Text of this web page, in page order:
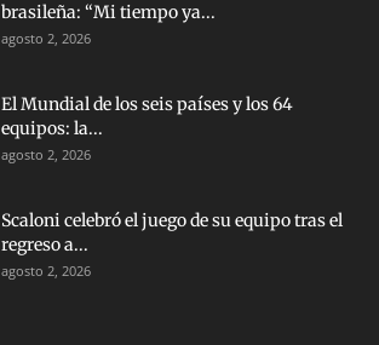
brasileña: “Mi tiempo ya...
agosto 2, 2026
El Mundial de los seis países y los 64
equipos: la...
agosto 2, 2026
Scaloni celebró el juego de su equipo tras el
regreso a...
agosto 2, 2026